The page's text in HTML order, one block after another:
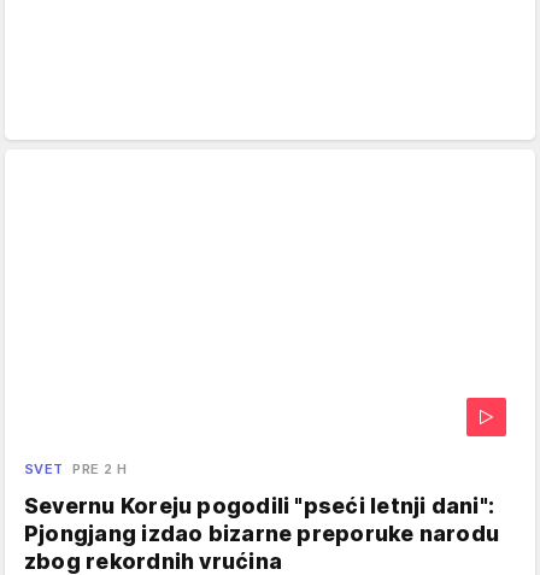
SVET PRE 2 H
Severnu Koreju pogodili "pseći letnji dani":
Pjongjang izdao bizarne preporuke narodu
zbog rekordnih vrućina